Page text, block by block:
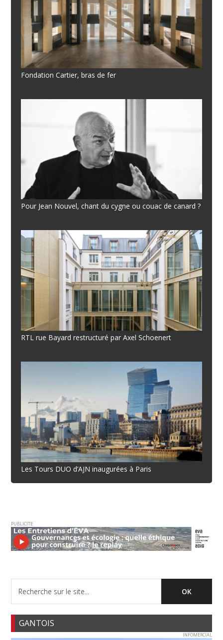
Fondation Cartier, bras de fer
Pour Jean Nouvel, chant du cygne ou couac de canard ?
RTL rue Bayard restructuré par Axel Schoenert
Les Tours DUO d’AJN inaugurées à Paris
PUBLICITE
GANTOIS
INFOMERCIAL